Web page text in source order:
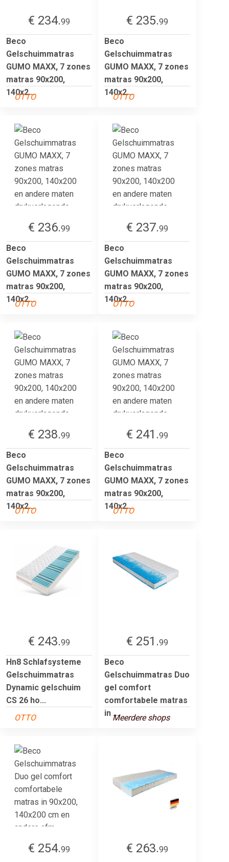
€ 234.99
Beco
Gelschuimmatras
GUMO MAXX, 7 zones
matras 90x200,
140x2...
OTTO
€ 235.99
Beco
Gelschuimmatras
GUMO MAXX, 7 zones
matras 90x200,
140x2...
OTTO
€ 236.99
Beco
Gelschuimmatras
GUMO MAXX, 7 zones
matras 90x200,
140x2...
OTTO
€ 237.99
Beco
Gelschuimmatras
GUMO MAXX, 7 zones
matras 90x200,
140x2...
OTTO
€ 238.99
Beco
Gelschuimmatras
GUMO MAXX, 7 zones
matras 90x200,
140x2...
OTTO
€ 241.99
Beco
Gelschuimmatras
GUMO MAXX, 7 zones
matras 90x200,
140x2...
OTTO
€ 243.99
Hn8 Schlafsysteme
Gelschuimmatras
Dynamic gelschuim
CS 26 ho...
OTTO
€ 251.99
Beco
Gelschuimmatras Duo
gel comfort
comfortabele matras
in ...Meerdere shops
€ 254.99 € 263.99